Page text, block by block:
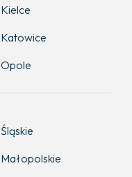
Kielce
Katowice
Opole
Śląskie
Małopolskie